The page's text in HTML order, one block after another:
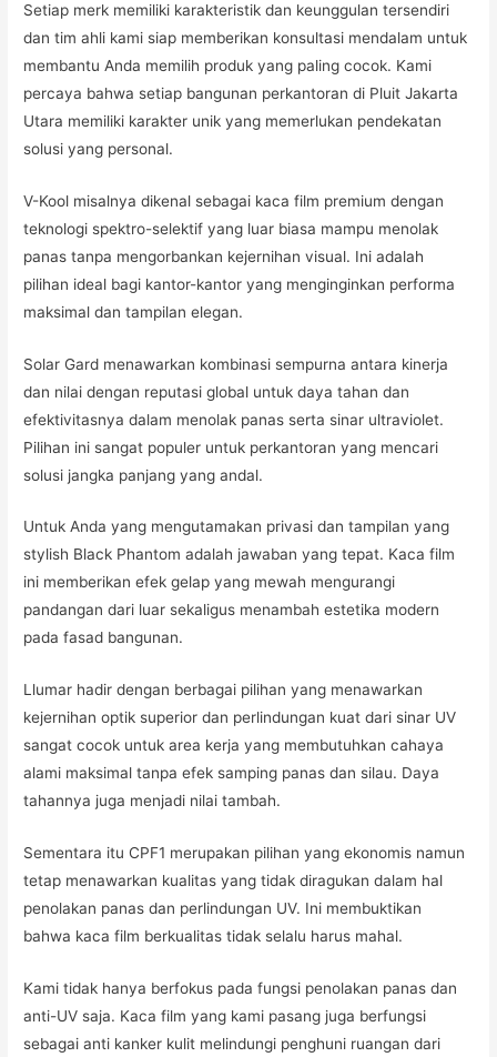
Setiap merk memiliki karakteristik dan keunggulan tersendiri
dan tim ahli kami siap memberikan konsultasi mendalam untuk
membantu Anda memilih produk yang paling cocok. Kami
percaya bahwa setiap bangunan perkantoran di Pluit Jakarta
Utara memiliki karakter unik yang memerlukan pendekatan
solusi yang personal.
V-Kool misalnya dikenal sebagai kaca film premium dengan
teknologi spektro-selektif yang luar biasa mampu menolak
panas tanpa mengorbankan kejernihan visual. Ini adalah
pilihan ideal bagi kantor-kantor yang menginginkan performa
maksimal dan tampilan elegan.
Solar Gard menawarkan kombinasi sempurna antara kinerja
dan nilai dengan reputasi global untuk daya tahan dan
efektivitasnya dalam menolak panas serta sinar ultraviolet.
Pilihan ini sangat populer untuk perkantoran yang mencari
solusi jangka panjang yang andal.
Untuk Anda yang mengutamakan privasi dan tampilan yang
stylish Black Phantom adalah jawaban yang tepat. Kaca film
ini memberikan efek gelap yang mewah mengurangi
pandangan dari luar sekaligus menambah estetika modern
pada fasad bangunan.
Llumar hadir dengan berbagai pilihan yang menawarkan
kejernihan optik superior dan perlindungan kuat dari sinar UV
sangat cocok untuk area kerja yang membutuhkan cahaya
alami maksimal tanpa efek samping panas dan silau. Daya
tahannya juga menjadi nilai tambah.
Sementara itu CPF1 merupakan pilihan yang ekonomis namun
tetap menawarkan kualitas yang tidak diragukan dalam hal
penolakan panas dan perlindungan UV. Ini membuktikan
bahwa kaca film berkualitas tidak selalu harus mahal.
Kami tidak hanya berfokus pada fungsi penolakan panas dan
anti-UV saja. Kaca film yang kami pasang juga berfungsi
sebagai anti kanker kulit melindungi penghuni ruangan dari